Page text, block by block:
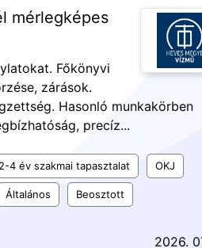
mérlegképes
Főkönyvi
zárások.
Hasonló munkakörben
precíz...
2-4 év szakmai tapasztalat OKJ
Általános Beosztott
2026.